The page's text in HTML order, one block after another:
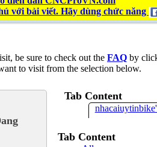
với bài viết. Hãy dùng chức năng
be sure to check out the FAQ by
to visit from the selection below.
Tab Content
Tab Content